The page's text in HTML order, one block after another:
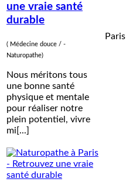
une vraie santé
durable
( Médecine douce / -
Naturopathe)
Nous méritons tous
une bonne santé
physique et mentale
pour réaliser notre
plein potentiel, vivre
mi[...]
Paris